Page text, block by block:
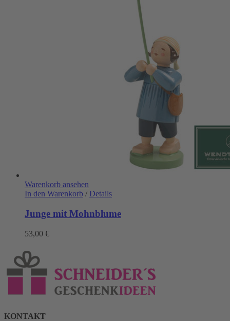
Warenkorb ansehen
In den Warenkorb / Details
Junge mit Mohnblume
53,00 €
KONTAKT